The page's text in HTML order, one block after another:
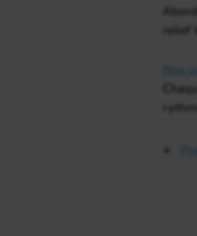
relief
←